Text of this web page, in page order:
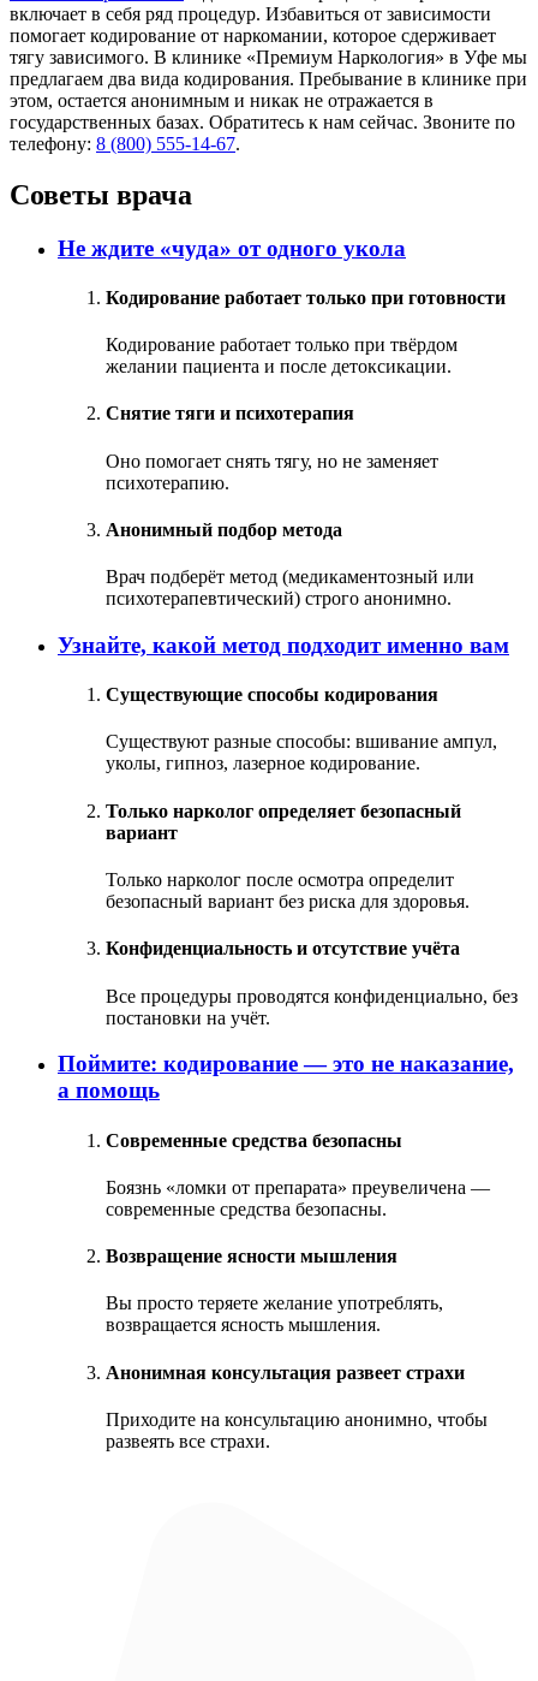
включает в себя ряд процедур. Избавиться от зависимости
помогает кодирование от наркомании, которое сдерживает
тягу зависимого. В клинике «Премиум Наркология» в Уфе мы
предлагаем два вида кодирования. Пребывание в клинике при
этом, остается анонимным и никак не отражается в
государственных базах. Обратитесь к нам сейчас. Звоните по
телефону: 8 (800) 555-14-67.
Советы врача
Не ждите «чуда» от одного укола
Кодирование работает только при готовности
Кодирование работает только при твёрдом
желании пациента и после детоксикации.
Снятие тяги и психотерапия
Оно помогает снять тягу, но не заменяет
психотерапию.
Анонимный подбор метода
Врач подберёт метод (медикаментозный или
психотерапевтический) строго анонимно.
Узнайте, какой метод подходит именно вам
Существующие способы кодирования
Существуют разные способы: вшивание ампул,
уколы, гипноз, лазерное кодирование.
Только нарколог определяет безопасный
вариант
Только нарколог после осмотра определит
безопасный вариант без риска для здоровья.
Конфиденциальность и отсутствие учёта
Все процедуры проводятся конфиденциально, без
постановки на учёт.
Поймите: кодирование — это не наказание,
а помощь
Современные средства безопасны
Боязнь «ломки от препарата» преувеличена —
современные средства безопасны.
Возвращение ясности мышления
Вы просто теряете желание употреблять,
возвращается ясность мышления.
Анонимная консультация развеет страхи
Приходите на консультацию анонимно, чтобы
развеять все страхи.